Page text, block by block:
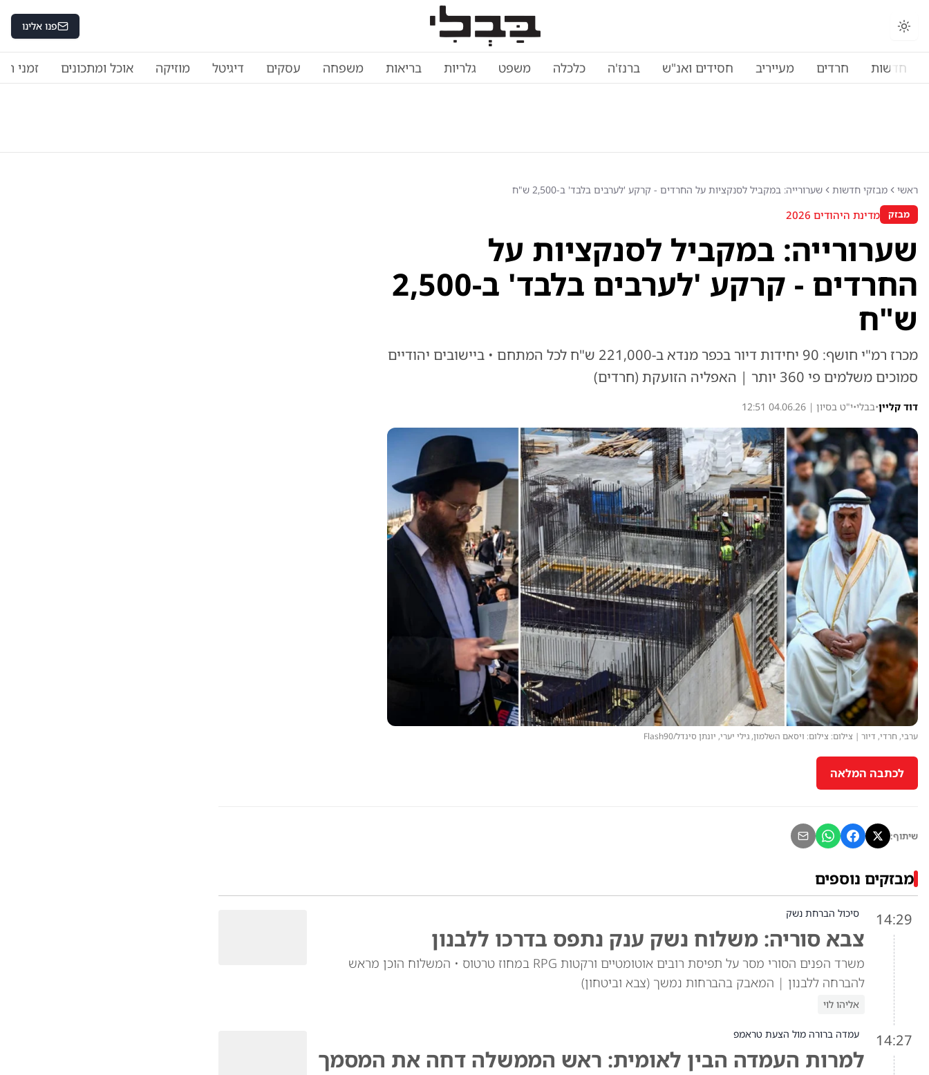
פנו אלינו
חדשות חרדים מעייריב חסידים ואנ"ש ברנז'ה כלכלה משפט גלריות בריאות משפחה עסקים דיגיטל מוזיקה אוכל ומתכונים זמני
ראשי מבזקי חדשות שערורייה: במקביל לסנקציות על החרדים - קרקע 'לערבים בלבד' ב-2,500 ש"ח
מבזק מדינת היהודים 2026
שערורייה: במקביל לסנקציות על
החרדים - קרקע 'לערבים בלבד' ב-2,500
ש"ח
מכרז רמ"י חושף: 90 יחידות דיור בכפר מנדא ב-221,000 ש"ח לכל המתחם • ביישובים יהודיים
סמוכים משלמים פי 360 יותר | האפליה הזועקת (חרדים)
דוד קליין•בבלי•י"ט בסיון | 04.06.26 12:51
ערבי, חרדי, דיור | צילום: צילום: ויסאם השלמון, גילי יערי, יונתן סינדל/Flash90
לכתבה המלאה
שיתוף:
מבזקים נוספים
14:29 סיכול הברחת נשק
צבא סוריה: משלוח נשק ענק נתפס בדרכו ללבנון
משרד הפנים הסורי מסר על תפיסת רובים אוטומטיים ורקטות RPG במחוז טרטוס • המשלוח הוכן מראש
להברחה ללבנון | המאבק בהברחות נמשך (צבא וביטחון)
אליהו לוי
14:27 עמדה ברורה מול הצעת טראמפ
למרות העמדה הבין לאומית: ראש הממשלה דחה את המסמך